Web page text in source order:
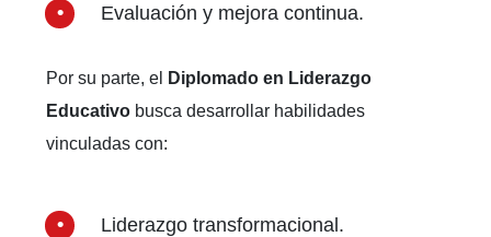
Evaluación y mejora continua.
Por su parte, el
Diplomado en Liderazgo
Educativo busca desarrollar habilidades
vinculadas con:
Liderazgo transformacional.